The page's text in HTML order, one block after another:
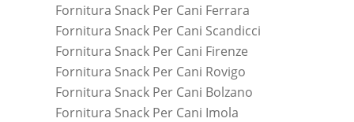
Fornitura Snack Per Cani Ferrara
Fornitura Snack Per Cani Scandicci
Fornitura Snack Per Cani Firenze
Fornitura Snack Per Cani Rovigo
Fornitura Snack Per Cani Bolzano
Fornitura Snack Per Cani Imola